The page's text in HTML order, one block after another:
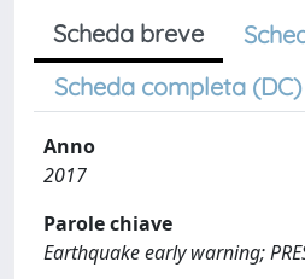
Scheda breve
Scheda completa (DC)
Anno
2017
Parole chiave
Earthquake early warning;